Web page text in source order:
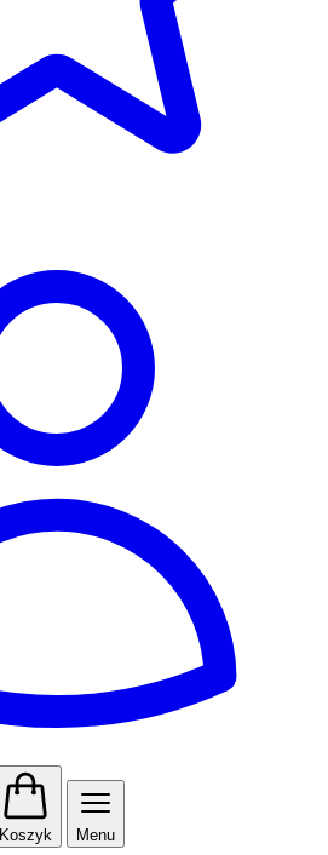
Koszyk Menu